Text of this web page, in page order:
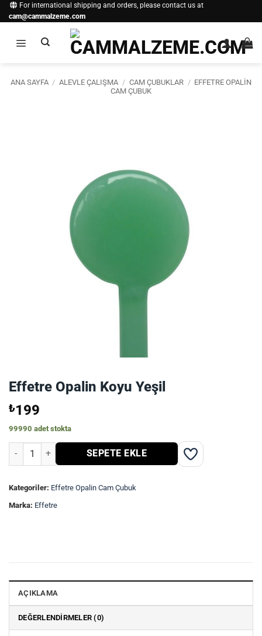
İçeriğe
atla
For international shipping and orders, please contact us at
cam@cammalzeme.com
ANA SAYFA / ALEVLE ÇALIŞMA / CAM ÇUBUKLAR / EFFETRE OPALIN
CAM ÇUBUK
Effetre Opalin Koyu Yeşil
₺199
99990 adet stokta
Effetre Opalin Koyu Yeşil adet
SEPETE EKLE
Kategoriler: Effetre Opalin Cam Çubuk
Marka: Effetre
AÇIKLAMA
DEĞERLENDIRMELER (0)